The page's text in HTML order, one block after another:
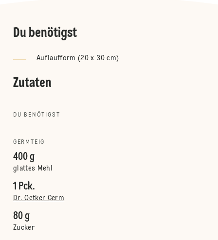
Du benötigst
Auflaufform (20 x 30 cm)
Zutaten
DU BENÖTIGST
GERMTEIG
400 g
glattes Mehl
1 Pck.
Dr. Oetker Germ
80 g
Zucker